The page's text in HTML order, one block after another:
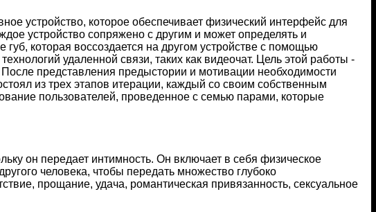
устройство, которое обеспечивает физический интерфейс для
устройство сопряжено с другим и может определять и
которая воссоздается на другом устройстве с помощью
удаленной связи, таких как видеочат. Цель этой работы -
представления предыстории и мотивации необходимости
из трех этапов итерации, каждый со своим собственным
пользователей, проведенное с семью парами, которые
он передает интимность. Он включает в себя физическое
человека, чтобы передать множество глубоко
прощание, удача, романтическая привязанность, сексуальное